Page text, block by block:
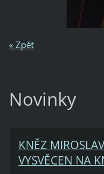
« Zpět
Novinky
KNĚZ
VYSVĚCEN NA